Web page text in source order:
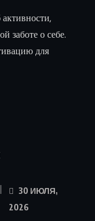
заботе о себе.
для
30 ИЮЛЯ,
2026